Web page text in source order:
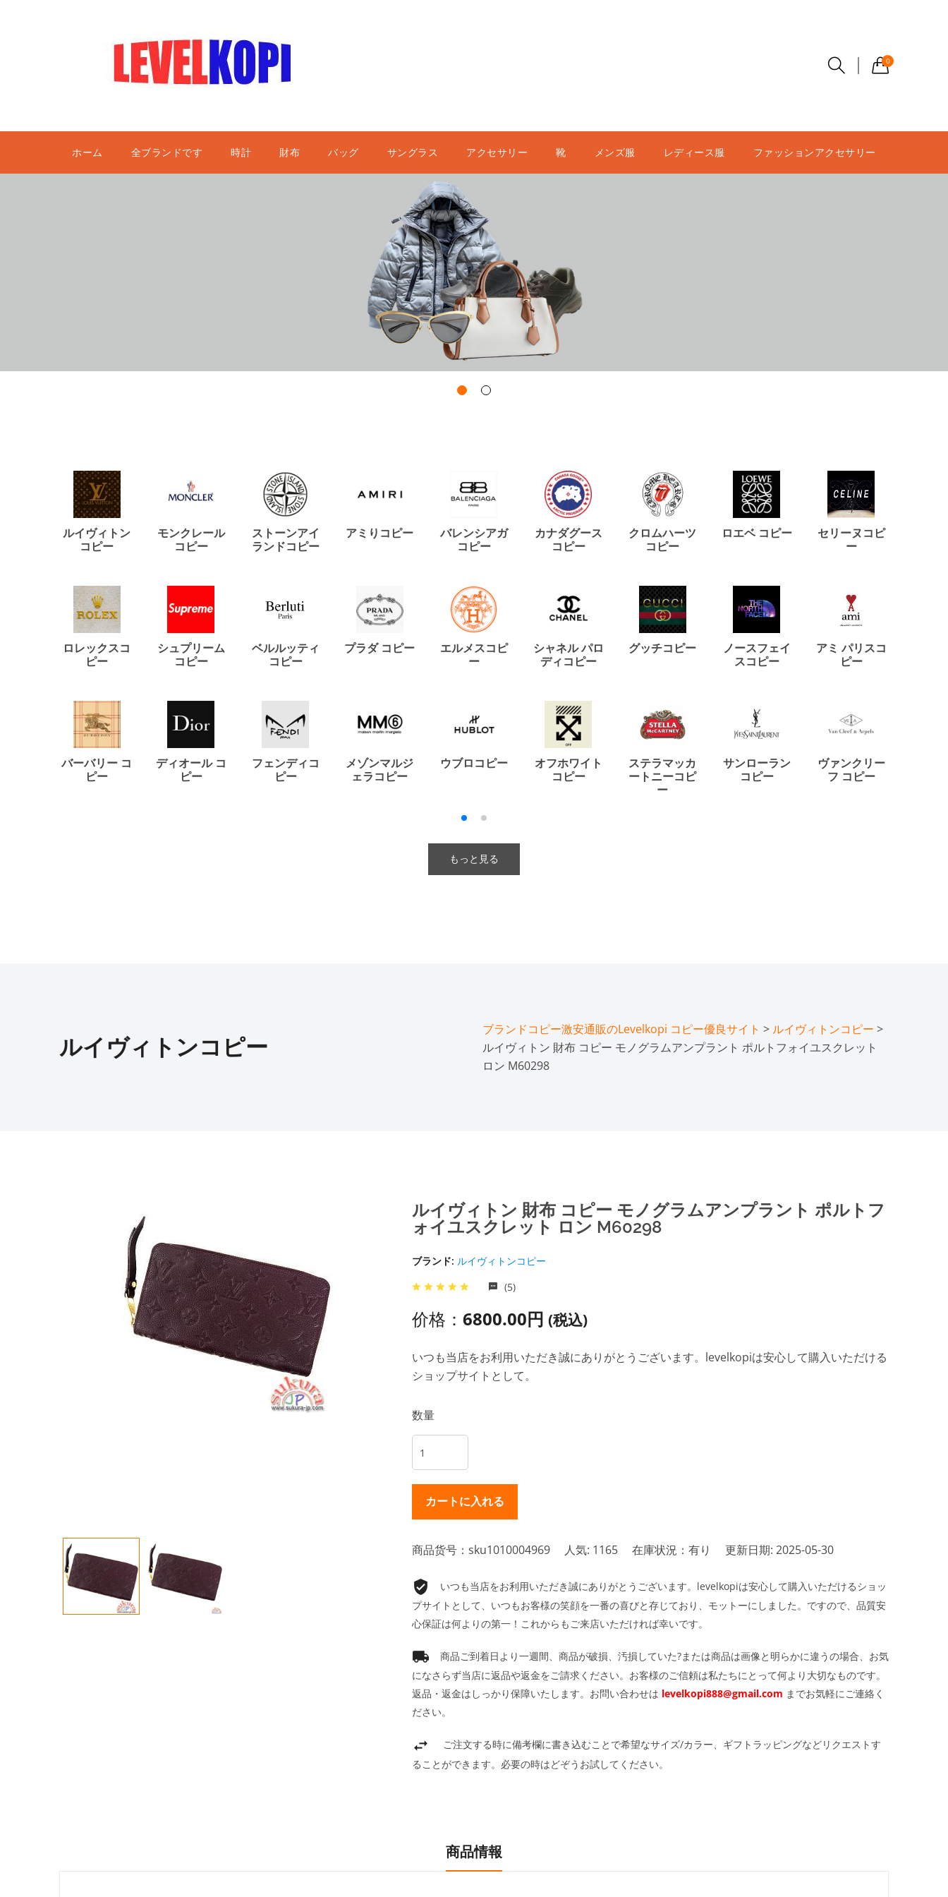
0
ホーム 全ブランドです 時計 財布 バッグ サングラス アクセサリー 靴 メンズ服 レディース服 ファッションアクセサリー
ルイヴィトン
コピー
モンクレール
コピー
ストーンアイ
ランドコピー
アミりコピー
バレンシアガ
コピー
カナダグース
コピー
クロムハーツ
コピー
ロエベ コピー
セリーヌコピ
ー
ロレックスコ
ピー
シュプリーム
コピー
ベルルッティ
コピー
プラダ コピー
エルメスコピ
ー
シャネル パロ
ディコピー
グッチコピー
ノースフェイ
スコピー
アミ パリスコ
ピー
バーバリー コ
ピー
ディオール コ
ピー
フェンディコ
ピー
メゾンマルジ
ェラコピー
ウブロコピー
オフホワイト
コピー
ステラマッカ
ートニーコピ
ー
サンローラン
コピー
ヴァンクリー
フ コピー
もっと見る
ルイヴィトンコピー
ブランドコピー激安通販のLevelkopi コピー優良サイト > ルイヴィトンコピー >
ルイヴィトン 財布 コピー モノグラムアンプラント ポルトフォイユスクレット
ロン M60298
ルイヴィトン 財布 コピー モノグラムアンプラント ポルトフ
ォイユスクレット ロン M60298
ブランド: ルイヴィトンコピー
(5)
价格： 6800.00円 (税込)
いつも当店をお利用いただき誠にありがとうございます。levelkopiは安心して購入いただける
ショップサイトとして。
数量
商品货号：sku1010004969 人気: 1165 在庫状況：有り 更新日期: 2025-05-30
いつも当店をお利用いただき誠にありがとうございます。levelkopiは安心して購入いただけるショッ
プサイトとして、いつもお客様の笑顔を一番の喜びと存じており、モットーにしました。ですので、品質安
心保証は何よりの第一！これからもご来店いただければ幸いです。
商品ご到着日より一週間、商品が破損、汚損していた?または商品は画像と明らかに違うの場合、お気
になさらず当店に返品や返金をご請求ください。お客様のご信頼は私たちにとって何より大切なものです。
返品・返金はしっかり保障いたします。お問い合わせは levelkopi888@gmail.com までお気軽にご連絡く
ださい。
ご注文する時に備考欄に書き込むことで希望なサイズ/カラー、ギフトラッピングなどリクエストす
ることができます。必要の時はどぞうお試してください。
商品情報